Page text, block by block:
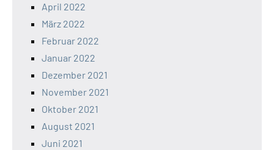
April 2022
März 2022
Februar 2022
Januar 2022
Dezember 2021
November 2021
Oktober 2021
August 2021
Juni 2021